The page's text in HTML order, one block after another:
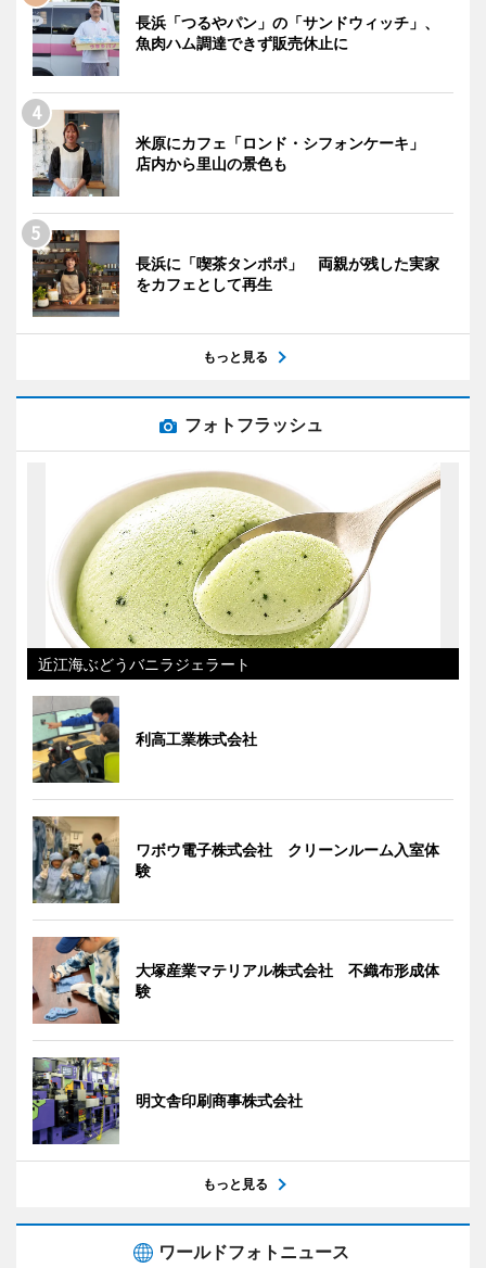
長浜「つるやパン」の「サンドウィッチ」、
魚肉ハム調達できず販売休止に
米原にカフェ「ロンド・シフォンケーキ」
店内から里山の景色も
長浜に「喫茶タンポポ」 両親が残した実家
をカフェとして再生
もっと見る
フォトフラッシュ
近江海ぶどうバニラジェラート
利高工業株式会社
ワボウ電子株式会社 クリーンルーム入室体
験
大塚産業マテリアル株式会社 不織布形成体
験
明文舎印刷商事株式会社
もっと見る
ワールドフォトニュース